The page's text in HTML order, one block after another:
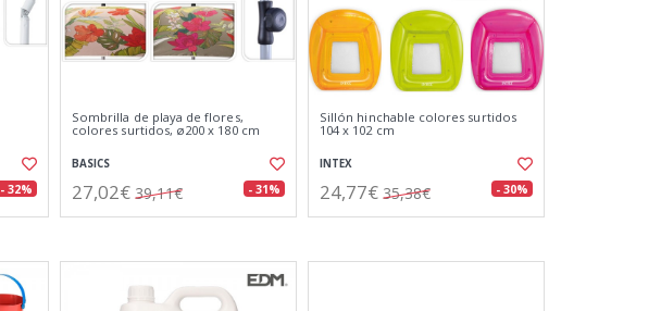
- 32%
Sombrilla de playa de flores,
colores surtidos, ø200 x 180 cm
BASICS
27,02€ 39,11€ - 31%
Sillón hinchable colores surtidos
104 x 102 cm
INTEX
24,77€ 35,38€ - 30%